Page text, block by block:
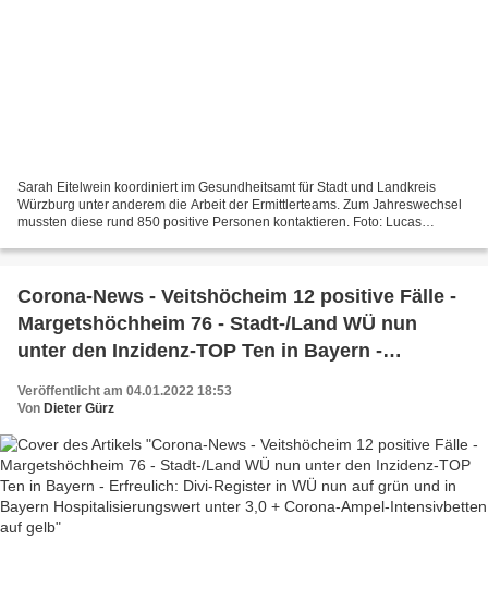
Sarah Eitelwein koordiniert im Gesundheitsamt für Stadt und Landkreis
Würzburg unter anderem die Arbeit der Ermittlerteams. Zum Jahreswechsel
mussten diese rund 850 positive Personen kontaktieren. Foto: Lucas
Corona-News - Veitshöcheim 12 positive Fälle -
Margetshöchheim 76 - Stadt-/Land WÜ nun
unter den Inzidenz-TOP Ten in Bayern -
in Bayern Hospitalisierungswert unter 3,0 +
Veröffentlicht am 04.01.2022 18:53
Von Dieter Gürz